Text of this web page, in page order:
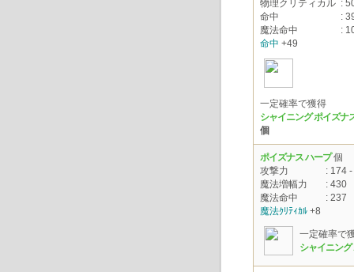
物理クリティカル :
命中
:
魔法命中
:
命中 +49
一定確率で獲得
シャイニング ポイズナ
個
ポイズナス ハープ個
攻撃力
: 174
魔法増幅力
: 430
魔法命中
: 237
魔法ｸﾘﾃｨｶﾙ +8
一定確率で
シャイニン